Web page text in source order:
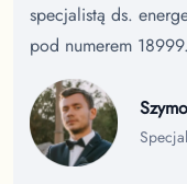
specjalistą ds.
pod numerem 18999.